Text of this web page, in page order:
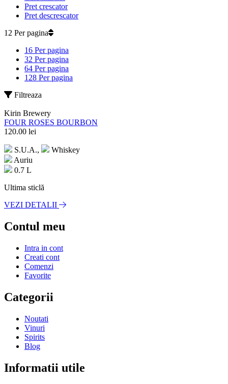
Pret crescator
Pret descrescator
12 Per pagina
16 Per pagina
32 Per pagina
64 Per pagina
128 Per pagina
Filtreaza
Kirin Brewery
FOUR ROSES BOURBON
120.00 lei
S.U.A.,
Whiskey
Auriu
0.7 L
Ultima sticlă
VEZI DETALII
Contul meu
Intra in cont
Creati cont
Comenzi
Favorite
Categorii
Noutati
Vinuri
Spirits
Blog
Informatii utile